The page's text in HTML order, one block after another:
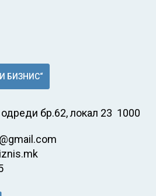
БИЗНИС“
бр.62, локал 23 1000